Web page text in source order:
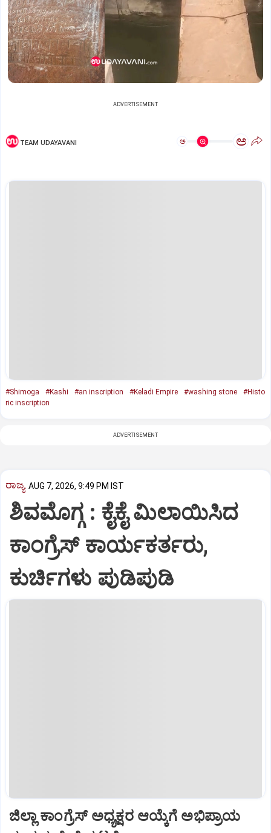
ADVERTISEMENT
TEAM UDAYAVANI ಅ ಅ
#Shimoga #Kashi #an inscription #Keladi Empire #washing stone
#Histo
ric inscription
ADVERTISEMENT
ರಾಜ್ಯ AUG 7, 2026, 9:49 PM IST
ಶಿವಮೊಗ್ಗ : ಕೈಕೈ ಮಿಲಾಯಿಸಿದ
ಕಾಂಗ್ರೆಸ್ ಕಾರ್ಯಕರ್ತರು,
ಕುರ್ಚಿಗಳು ಪುಡಿಪುಡಿ
ಜಿಲ್ಲಾ ಕಾಂಗ್ರೆಸ್ ಅಧ್ಯಕ್ಷರ ಆಯ್ಕೆಗೆ ಅಭಿಪ್ರಾಯ